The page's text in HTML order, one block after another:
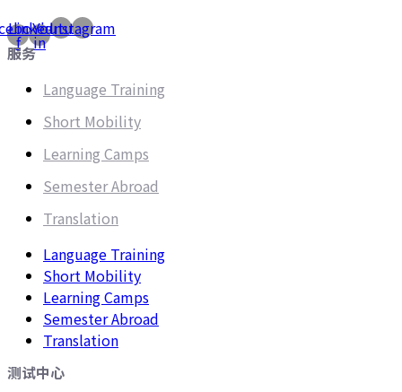
f
Linkedin-
in
Youtube
Instagram
服务
Language Training
Short Mobility
Learning Camps
Semester Abroad
Translation
Language Training
Short Mobility
Learning Camps
Semester Abroad
Translation
测试中心